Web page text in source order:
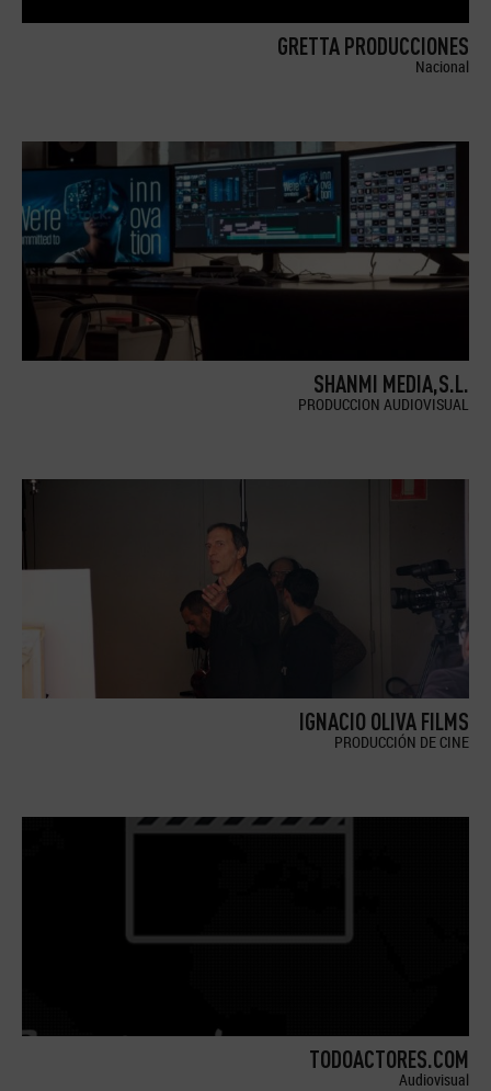
GRETTA PRODUCCIONES
Nacional
SHANMI MEDIA,S.L.
PRODUCCION AUDIOVISUAL
IGNACIO OLIVA FILMS
PRODUCCIÓN DE CINE
TODOACTORES.COM
Audiovisual